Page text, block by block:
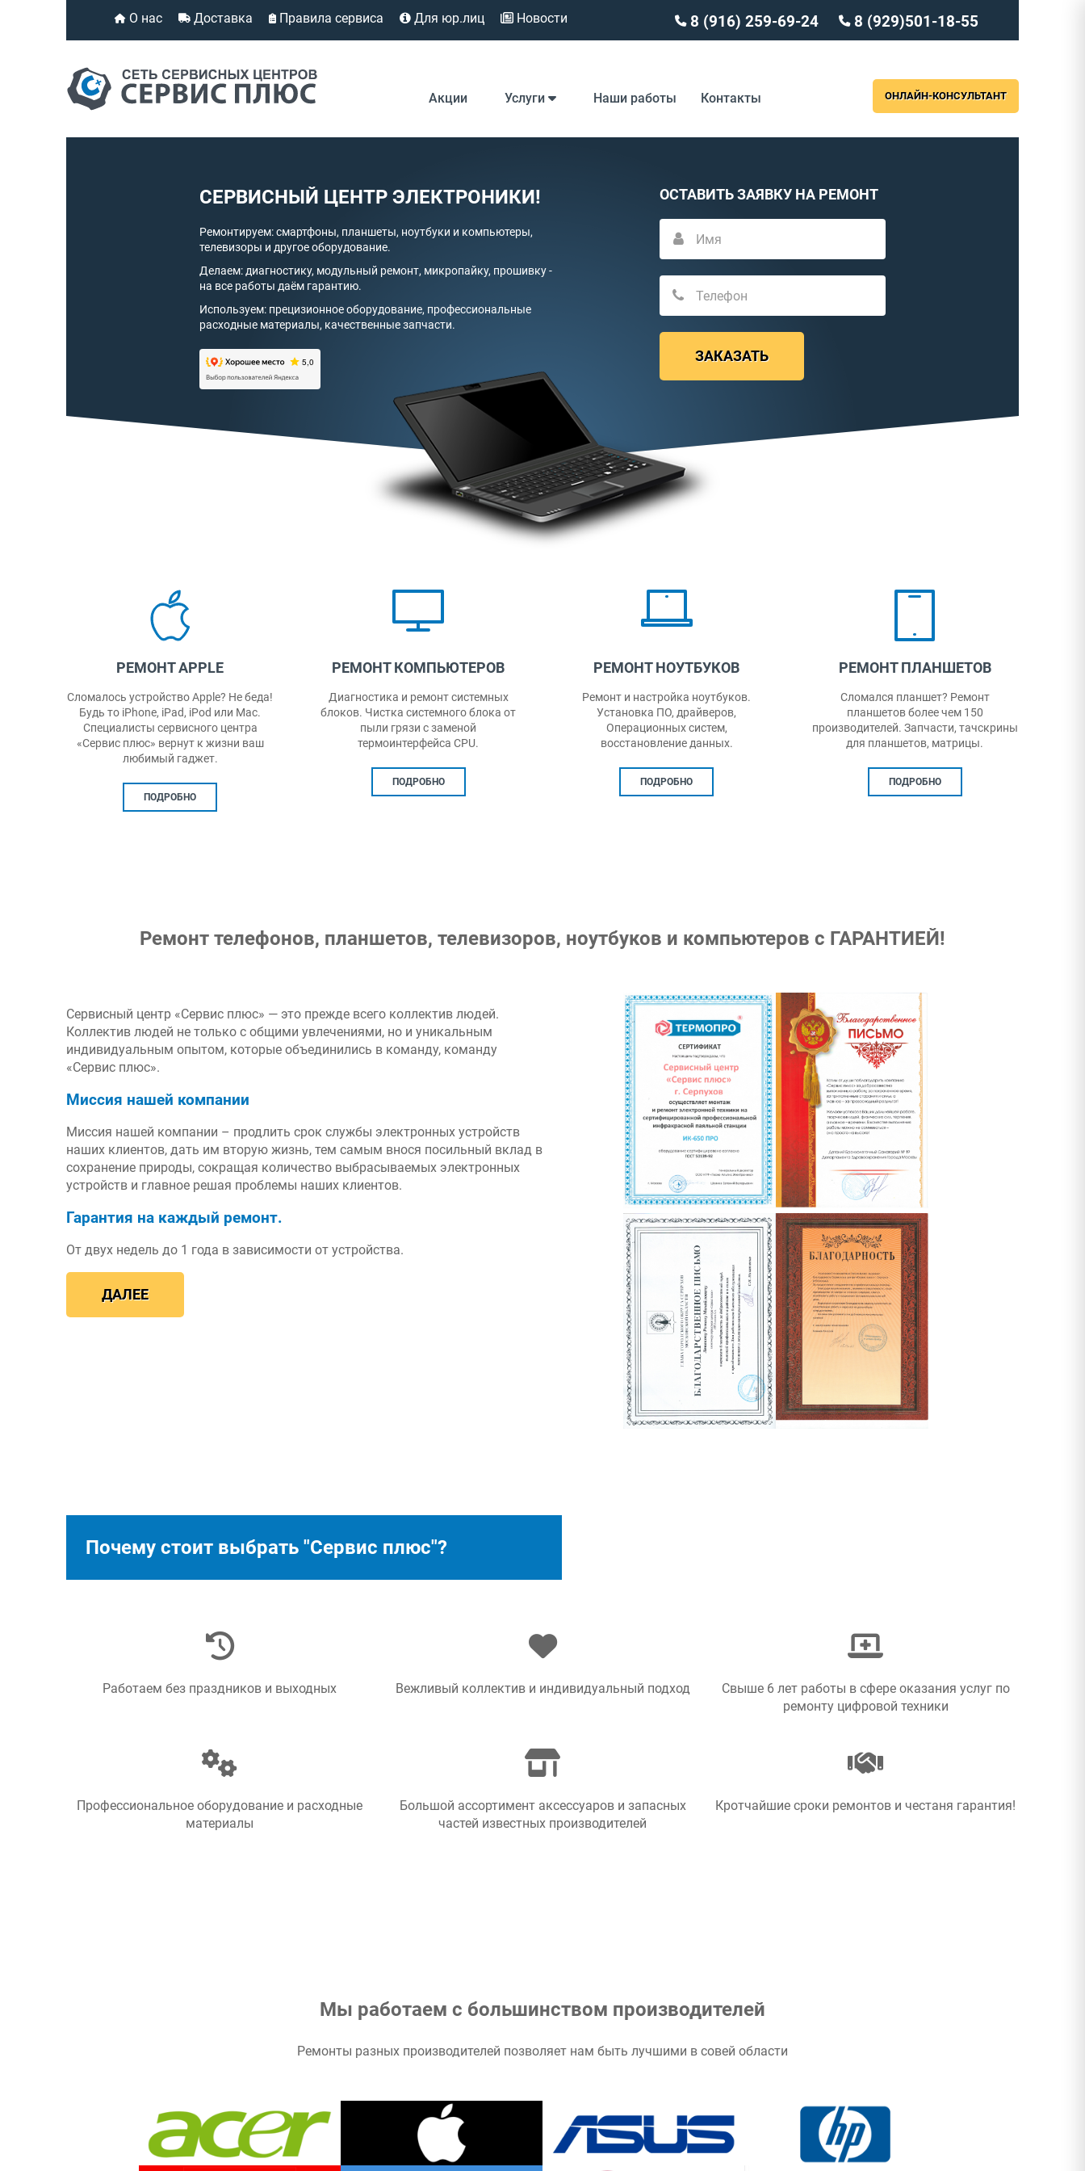
О нас Доставка Правила сервиса Для юр.лиц Новости 8 (916) 259-69-24 8 (929)501-18-55
Акции Услуги Наши работы Контакты ОНЛАЙН-КОНСУЛЬТАНТ
СЕРВИСНЫЙ ЦЕНТР ЭЛЕКТРОНИКИ!
Ремонтируем: смартфоны, планшеты, ноутбуки и компьютеры,
телевизоры и другое оборудование.
Делаем: диагностику, модульный ремонт, микропайку, прошивку -
на все работы даём гарантию.
Используем: прецизионное оборудование, профессиональные
расходные материалы, качественные запчасти.
ОСТАВИТЬ ЗАЯВКУ НА РЕМОНТ
ЗАКАЗАТЬ
РЕМОНТ КОМПЬЮТЕРОВ
Диагностика и ремонт системных
блоков. Чистка системного блока от
пыли грязи с заменой
термоинтерфейса CPU.
ПОДРОБНО
РЕМОНТ НОУТБУКОВ
Ремонт и настройка ноутбуков.
Установка ПО, драйверов,
Операционных систем,
восстановление данных.
ПОДРОБНО
РЕМОНТ ПЛАНШЕТОВ
Сломался планшет? Ремонт
планшетов более чем 150
производителей. Запчасти, тачскрины
для планшетов, матрицы.
ПОДРОБНО
РЕМОНТ СМАРТФОНОВ
Нужен качественный и недорогой
ремонт смартфона? Наш сервисный
центр «Сервис плюс» предлагает
профессиональный и в тоже время
Ремонт телефонов, планшетов, телевизоров, ноутбуков и компьютеров с ГАРАНТИЕЙ!
Сервисный центр «Сервис плюс» — это прежде всего коллектив людей.
Коллектив людей не только с общими увлечениями, но и уникальным
индивидуальным опытом, которые объединились в команду, команду
Миссия нашей компании – продлить срок службы электронных устройств
наших клиентов, дать им вторую жизнь, тем самым внося посильный вклад в
сохранение природы, сокращая количество выбрасываемых электронных
Почему стоит выбрать "Сервис плюс"?
Свыше 6 лет работы в сфере оказания услуг по
Профессиональное оборудование и расходные
Большой ассортимент аксессуаров и запасных
Мы работаем с большинством производителей